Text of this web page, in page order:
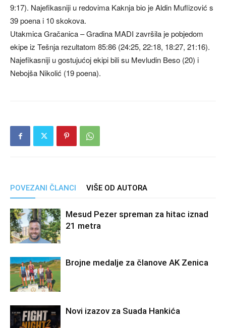
9:17). Najefikasniji u redovima Kaknja bio je Aldin Muflizović s
39 poena i 10 skokova.
Utakmica Gračanica – Gradina MADI završila je pobjedom
ekipe iz Tešnja rezultatom 85:86 (24:25, 22:18, 18:27, 21:16).
Najefikasniji u gostujućoj ekipi bili su Mevludin Beso (20) i
Nebojša Nikolić (19 poena).
POVEZANI ČLANCI VIŠE OD AUTORA
Mesud Pezer spreman za hitac iznad
21 metra
Brojne medalje za članove AK Zenica
Novi izazov za Suada Hankića